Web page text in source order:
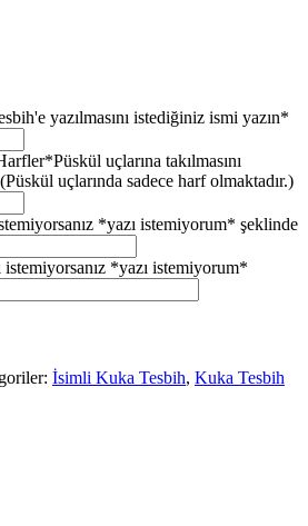
yazılmasını istediğiniz ismi yazın*
*Püskül uçlarına takılmasını
uçlarında sadece harf olmaktadır.)
*yazı istemiyorum* şeklinde
istemiyorsanız *yazı istemiyorum*
İsimli Kuka Tesbih, Kuka Tesbih